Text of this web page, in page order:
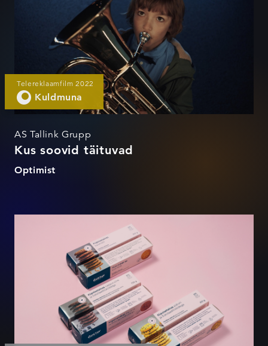
Telereklaamfilm 2022
Kuldmuna
AS Tallink Grupp
Kus soovid täituvad
Optimist
Gustavi sügavkülmapakendid